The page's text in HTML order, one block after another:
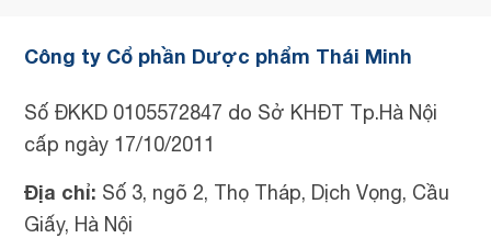
Công ty Cổ phần Dược phẩm Thái Minh
Số ĐKKD 0105572847 do Sở KHĐT Tp.Hà Nội
cấp ngày 17/10/2011
Địa chỉ: Số 3, ngõ 2, Thọ Tháp, Dịch Vọng, Cầu
Giấy, Hà Nội